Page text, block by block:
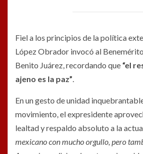
Fiel a los principios de la política
López Obrador invocó al
Benito Juárez, recordando que “el
ajeno es la paz”
En un gesto de unidad
movimiento, el expresidente
lealtad y respaldo absoluto a la
mexicano con mucho orgullo, pero